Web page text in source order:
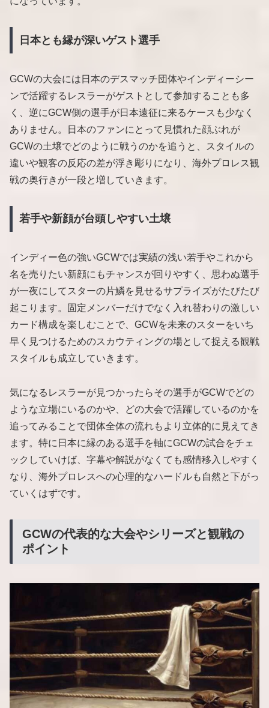
日本とも縁が深いゲスト選手
GCWの大会には日本のデスマッチ団体やインディーシー
ンで活躍するレスラーがゲストとして参加することも多
く、逆にGCW側の選手が日本遠征に来るケースも少なく
ありません。日本のファンにとって見慣れた顔ぶれが
GCWの土壌でどのように戦うのかを追うと、スタイルの
違いや観客の反応の差が浮き彫りになり、海外プロレス観
戦の奥行きが一段と増していきます。
若手や新顔が台頭しやすい土壌
インディー色の強いGCWでは実績の浅い若手やこれから
名を売りたい新顔にもチャンスが回りやすく、思わぬ選手
が一夜にしてスターの片鱗を見せるサプライズがたびたび
起こります。固定メンバーだけでなく入れ替わりの激しい
カード構成を楽しむことで、GCWを未来のスターをいち
早く見つけるためのスカウティングの場として捉える観戦
スタイルも成立していきます。
気になるレスラーが見つかったらその選手がGCWでどの
ような立場にいるのかや、どの大会で活躍しているのかを
追ってみることで団体全体の流れもより立体的に見えてき
ます。特に日本に縁のある選手を軸にGCWの試合をチェ
ックしていけば、字幕や解説がなくても感情移入しやすく
なり、海外プロレスへの心理的なハードルも自然と下がっ
ていくはずです。
GCWの代表的な大会やシリーズと観戦の
ポイント